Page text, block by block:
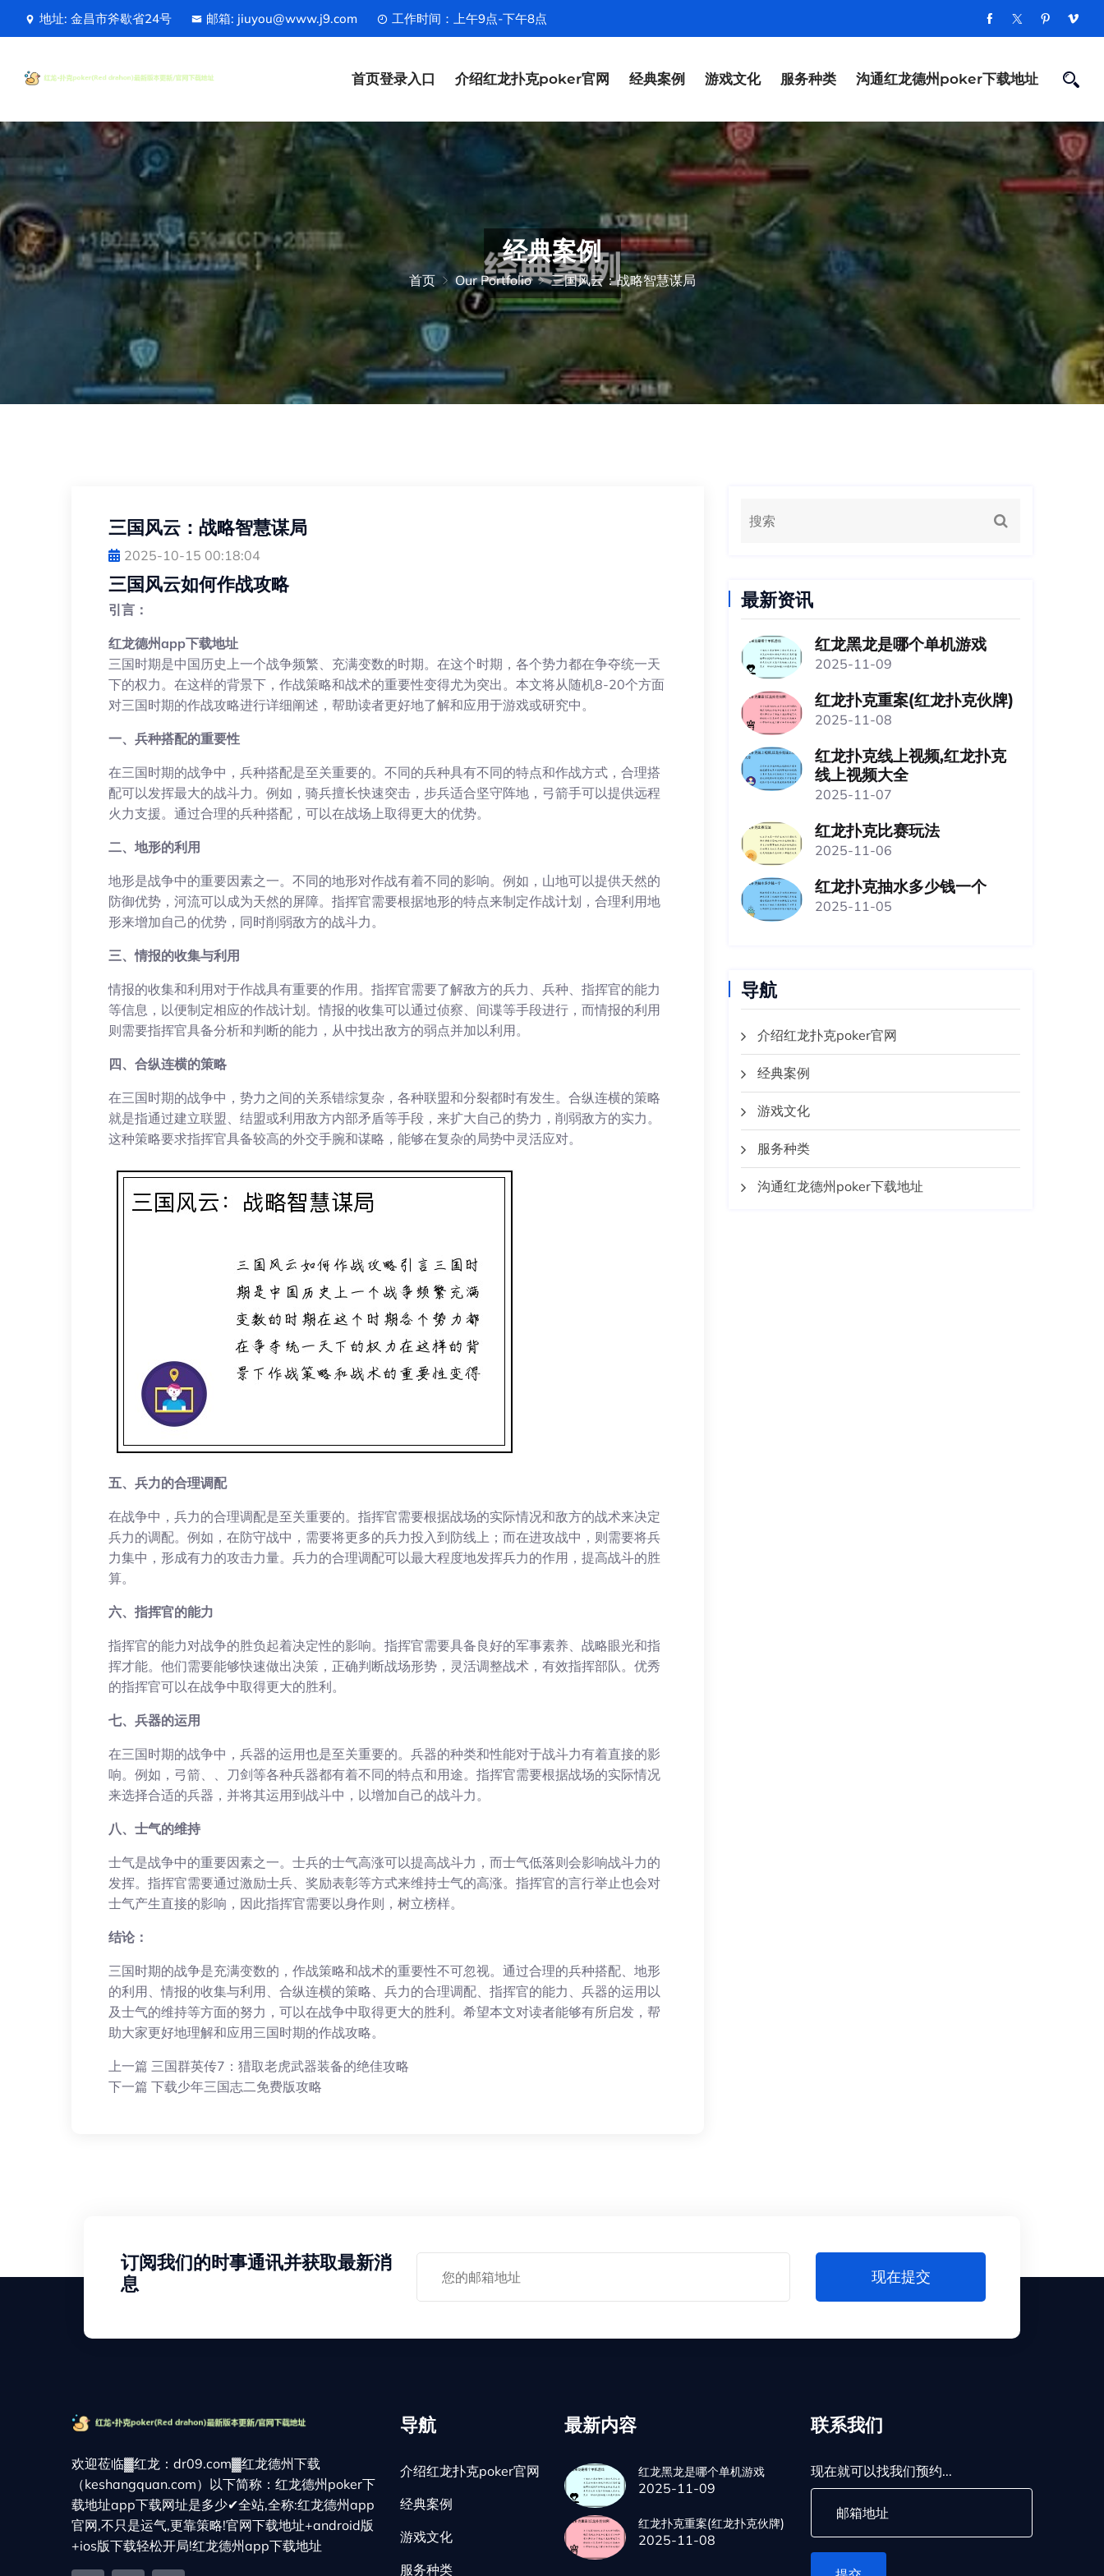
地址: 金昌市斧歇省24号 邮箱: jiuyou@www.j9.com 工作时间：上午9点-下午8点
首页登录入口 介绍红龙扑克poker官网 经典案例 游戏文化 服务种类 沟通红龙德州poker下载地址
经典案例
首页 Our Portfolio 三国风云：战略智慧谋局
三国风云：战略智慧谋局
2025-10-15 00:18:04
三国风云如何作战攻略
引言：
红龙德州app下载地址
三国时期是中国历史上一个战争频繁、充满变数的时期。在这个时期，各个势力都在争夺统一天
下的权力。在这样的背景下，作战策略和战术的重要性变得尤为突出。本文将从随机8-20个方面
对三国时期的作战攻略进行详细阐述，帮助读者更好地了解和应用于游戏或研究中。
一、兵种搭配的重要性
在三国时期的战争中，兵种搭配是至关重要的。不同的兵种具有不同的特点和作战方式，合理搭
配可以发挥最大的战斗力。例如，骑兵擅长快速突击，步兵适合坚守阵地，弓箭手可以提供远程
火力支援。通过合理的兵种搭配，可以在战场上取得更大的优势。
二、地形的利用
地形是战争中的重要因素之一。不同的地形对作战有着不同的影响。例如，山地可以提供天然的
防御优势，河流可以成为天然的屏障。指挥官需要根据地形的特点来制定作战计划，合理利用地
形来增加自己的优势，同时削弱敌方的战斗力。
三、情报的收集与利用
情报的收集和利用对于作战具有重要的作用。指挥官需要了解敌方的兵力、兵种、指挥官的能力
等信息，以便制定相应的作战计划。情报的收集可以通过侦察、间谍等手段进行，而情报的利用
则需要指挥官具备分析和判断的能力，从中找出敌方的弱点并加以利用。
四、合纵连横的策略
在三国时期的战争中，势力之间的关系错综复杂，各种联盟和分裂都时有发生。合纵连横的策略
就是指通过建立联盟、结盟或利用敌方内部矛盾等手段，来扩大自己的势力，削弱敌方的实力。
这种策略要求指挥官具备较高的外交手腕和谋略，能够在复杂的局势中灵活应对。
五、兵力的合理调配
在战争中，兵力的合理调配是至关重要的。指挥官需要根据战场的实际情况和敌方的战术来决定
兵力的调配。例如，在防守战中，需要将更多的兵力投入到防线上；而在进攻战中，则需要将兵
力集中，形成有力的攻击力量。兵力的合理调配可以最大程度地发挥兵力的作用，提高战斗的胜
算。
六、指挥官的能力
指挥官的能力对战争的胜负起着决定性的影响。指挥官需要具备良好的军事素养、战略眼光和指
挥才能。他们需要能够快速做出决策，正确判断战场形势，灵活调整战术，有效指挥部队。优秀
的指挥官可以在战争中取得更大的胜利。
七、兵器的运用
在三国时期的战争中，兵器的运用也是至关重要的。兵器的种类和性能对于战斗力有着直接的影
响。例如，弓箭、、刀剑等各种兵器都有着不同的特点和用途。指挥官需要根据战场的实际情况
来选择合适的兵器，并将其运用到战斗中，以增加自己的战斗力。
八、士气的维持
士气是战争中的重要因素之一。士兵的士气高涨可以提高战斗力，而士气低落则会影响战斗力的
发挥。指挥官需要通过激励士兵、奖励表彰等方式来维持士气的高涨。指挥官的言行举止也会对
士气产生直接的影响，因此指挥官需要以身作则，树立榜样。
结论：
三国时期的战争是充满变数的，作战策略和战术的重要性不可忽视。通过合理的兵种搭配、地形
的利用、情报的收集与利用、合纵连横的策略、兵力的合理调配、指挥官的能力、兵器的运用以
及士气的维持等方面的努力，可以在战争中取得更大的胜利。希望本文对读者能够有所启发，帮
助大家更好地理解和应用三国时期的作战攻略。
上一篇 三国群英传7：猎取老虎武器装备的绝佳攻略
下一篇 下载少年三国志二免费版攻略
最新资讯
红龙黑龙是哪个单机游戏
2025-11-09
红龙扑克重案(红龙扑克伙牌)
2025-11-08
红龙扑克线上视频,红龙扑克
线上视频大全
2025-11-07
红龙扑克比赛玩法
2025-11-06
红龙扑克抽水多少钱一个
2025-11-05
导航
介绍红龙扑克poker官网
经典案例
游戏文化
服务种类
沟通红龙德州poker下载地址
订阅我们的时事通讯并获取最新消
息
现在提交
欢迎莅临▓红龙：dr09.com▓红龙德州下载
（keshangquan.com）以下简称：红龙德州poker下
载地址app下载网址是多少✔全站,全称:红龙德州app
官网,不只是运气,更靠策略!官网下载地址+android版
+ios版下载轻松开局!红龙德州app下载地址
导航
介绍红龙扑克poker官网
经典案例
游戏文化
服务种类
最新内容
红龙黑龙是哪个单机游戏
2025-11-09
红龙扑克重案(红龙扑克伙牌)
2025-11-08
联系我们
现在就可以找我们预约...